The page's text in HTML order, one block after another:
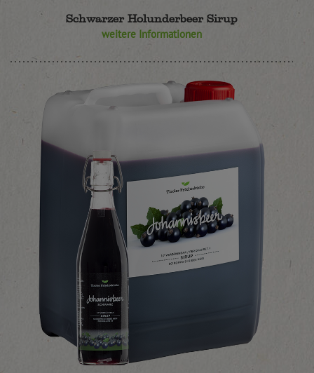
Schwarzer Holunderbeer Sirup
weitere Informationen